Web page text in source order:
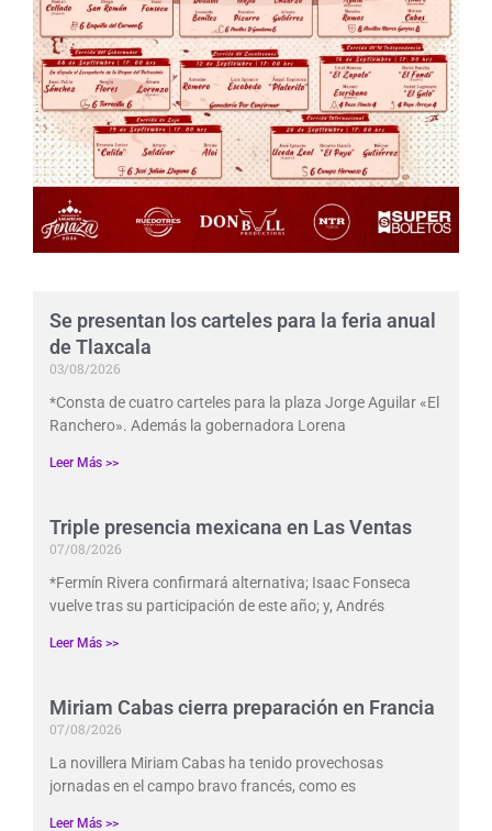
Se presentan los carteles para la feria anual
de Tlaxcala
03/08/2026
*Consta de cuatro carteles para la plaza Jorge Aguilar «El
Ranchero». Además la gobernadora Lorena
Leer Más >>
Triple presencia mexicana en Las Ventas
07/08/2026
*Fermín Rivera confirmará alternativa; Isaac Fonseca
vuelve tras su participación de este año; y, Andrés
Leer Más >>
Miriam Cabas cierra preparación en Francia
07/08/2026
La novillera Miriam Cabas ha tenido provechosas
jornadas en el campo bravo francés, como es
Leer Más >>